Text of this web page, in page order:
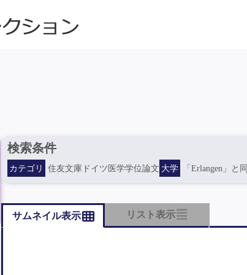
検索条件
カテゴリ 住友文庫ドイツ医学学位論文 大学 「Erlangen」と
サムネイル表示 リスト表示